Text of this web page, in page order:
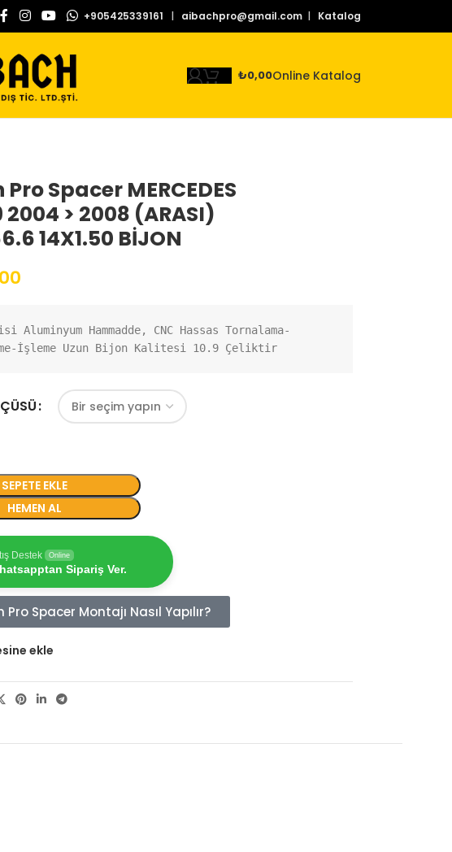
+905425339161 | aibachpro@gmail.com | Katalog
₺0,00Online Katalog
Spacer MERCEDES
2004 > 2008 (ARASI)
14X1.50 BİJON
Aluminyum Hammadde, CNC Hassas Tornalama-
İşleme Uzun Bijon Kalitesi 10.9 Çeliktir
SEPETE EKLE
HEMEN AL
Destek Online
Sipariş Ver.
Pro Spacer Montajı Nasıl Yapılır?
ekle